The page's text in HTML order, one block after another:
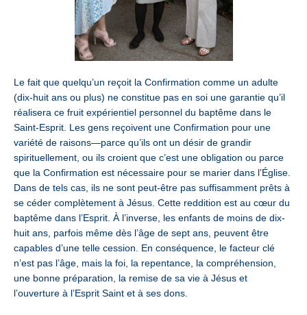
Le fait que quelqu’un reçoit la Confirmation comme un adulte
(dix-huit ans ou plus) ne constitue pas en soi une garantie qu’il
réalisera ce fruit expérientiel personnel du baptême dans le
Saint-Esprit. Les gens reçoivent une Confirmation pour une
variété de raisons—parce qu’ils ont un désir de grandir
spirituellement, ou ils croient que c’est une obligation ou parce
que la Confirmation est nécessaire pour se marier dans l’Église.
Dans de tels cas, ils ne sont peut-être pas suffisamment prêts à
se céder complètement à Jésus. Cette reddition est au cœur du
baptême dans l’Esprit. À l’inverse, les enfants de moins de dix-
huit ans, parfois même dès l’âge de sept ans, peuvent être
capables d’une telle cession. En conséquence, le facteur clé
n’est pas l’âge, mais la foi, la repentance, la compréhension,
une bonne préparation, la remise de sa vie à Jésus et
l’ouverture à l’Esprit Saint et à ses dons.